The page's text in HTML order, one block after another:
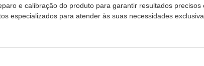
e calibração do produto para garantir resultados
especializados para atender às suas necessidades